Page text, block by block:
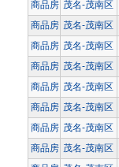
商品房 茂名-茂南区
商品房 茂名-茂南区
商品房 茂名-茂南区
商品房 茂名-茂南区
商品房 茂名-茂南区
商品房 茂名-茂南区
商品房 茂名-茂南区
商品房 茂名-茂南区